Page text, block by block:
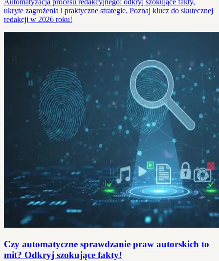
Automatyzacja procesu redakcyjnego: odkryj szokujące fakty,
ukryte zagrożenia i praktyczne strategie. Poznaj klucz do skutecznej
redakcji w 2026 roku!
Czy automatyczne sprawdzanie praw autorskich to
mit? Odkryj szokujące fakty!